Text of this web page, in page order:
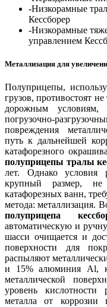
-Низкорамные
Кессборер
-Низкорамные
управлением
Металлизация для
Полуприцепы,
грузов, противостоят
дорожным
погрузочно-
повреждения
путь к дальнейшей
катафорезного
полуприцепы тралы
лет. Однако условия
крупный размер, не
катафорезных ванн,
метода: металлизация.
полуприцепа
автоматическую и
шасси очищается и
поверхности для
распыляют
и 15% алюминия Al,
металлической
уровень
металла от